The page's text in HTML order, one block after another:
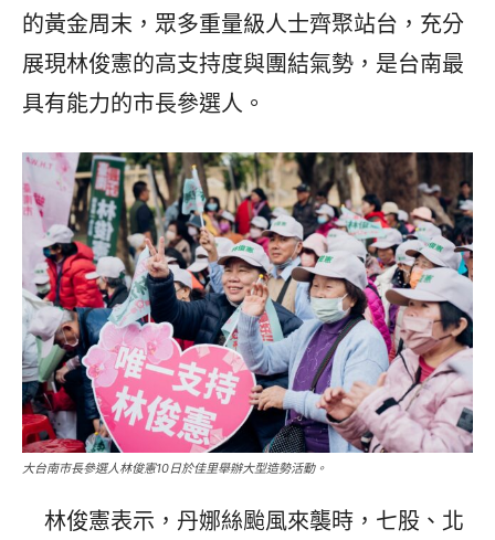
的黃金周末，眾多重量級人士齊聚站台，充分
展現林俊憲的高支持度與團結氣勢，是台南最
具有能力的市長參選人。
大台南市長參選人林俊憲10日於佳里舉辦大型造勢活動。
林俊憲表示，丹娜絲颱風來襲時，七股、北